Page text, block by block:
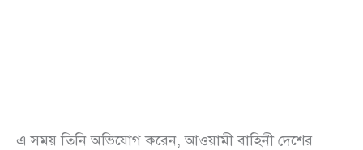
এ সময় তিনি অভিযোগ করেন, আওয়ামী বাহিনী দেশের